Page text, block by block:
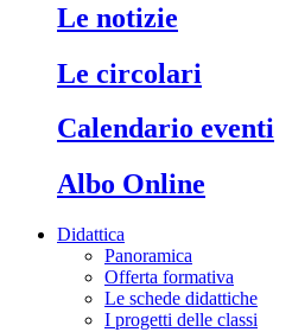
Le notizie
Le circolari
Calendario eventi
Albo Online
Didattica
Panoramica
Offerta formativa
Le schede didattiche
I progetti delle classi